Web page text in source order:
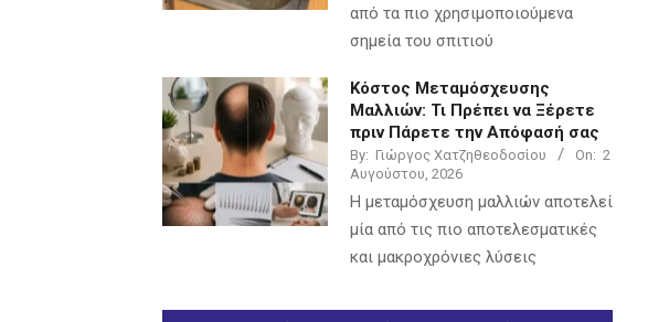
από τα πιο χρησιμοποιούμενα
σημεία του σπιτιού
Κόστος Μεταμόσχευσης
Μαλλιών: Τι Πρέπει να Ξέρετε
πριν Πάρετε την Απόφασή σας
By: Γιώργος Χατζηθεοδοσίου On: 2
Αυγούστου, 2026
Η μεταμόσχευση μαλλιών αποτελεί
μία από τις πιο αποτελεσματικές
και μακροχρόνιες λύσεις